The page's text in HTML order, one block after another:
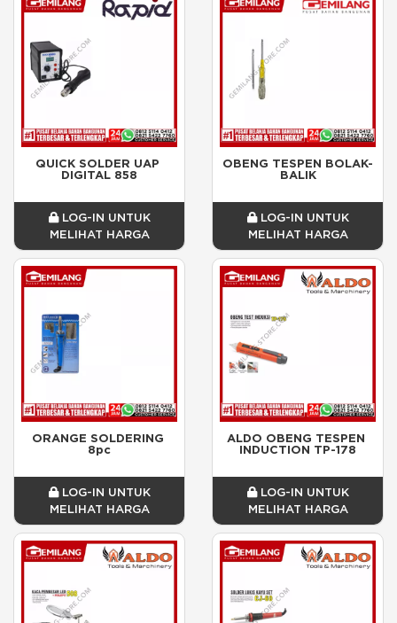
QUICK SOLDER UAP
DIGITAL 858
LOG-IN UNTUK
MELIHAT HARGA
OBENG TESPEN BOLAK-
BALIK
LOG-IN UNTUK
MELIHAT HARGA
ORANGE SOLDERING
8pc
LOG-IN UNTUK
MELIHAT HARGA
ALDO OBENG TESPEN
INDUCTION TP-178
LOG-IN UNTUK
MELIHAT HARGA